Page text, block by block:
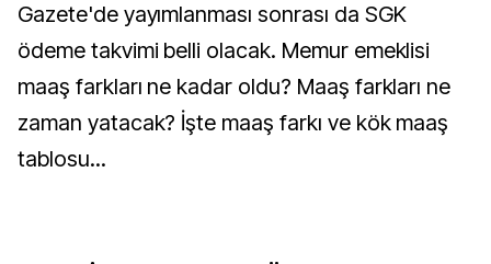
Gazete'de yayımlanması sonrası da SGK
ödeme takvimi belli olacak. Memur emeklisi
maaş farkları ne kadar oldu? Maaş farkları ne
zaman yatacak? İşte maaş farkı ve kök maaş
tablosu...